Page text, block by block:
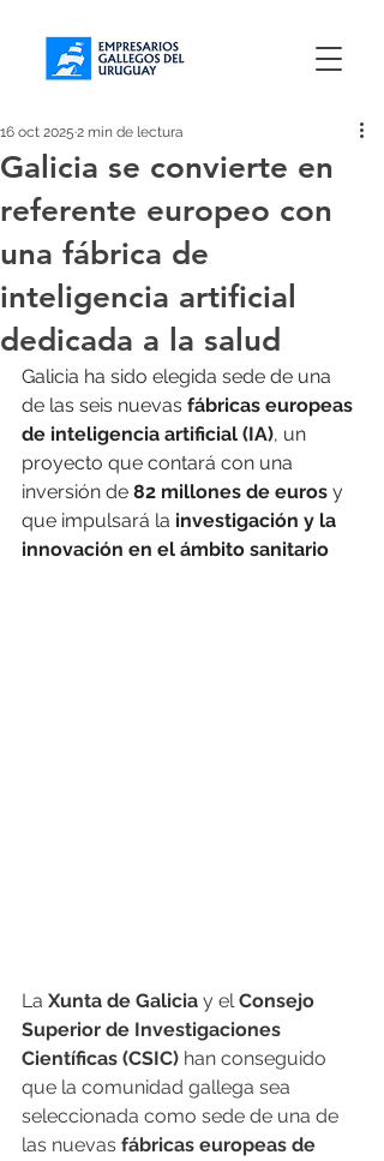
Galicia se convierte en
referente europeo con
una fábrica de
inteligencia artificial
dedicada a la salud
16 oct 2025 2 min de lectura
Galicia ha sido elegida sede de una
de las seis nuevas fábricas europeas
de inteligencia artificial (IA), un
proyecto que contará con una
inversión de 82 millones de euros y
que impulsará la investigación y la
innovación en el ámbito sanitario
La Xunta de Galicia y el Consejo
Superior de Investigaciones
Científicas (CSIC) han conseguido
que la comunidad gallega sea
seleccionada como sede de una de
las nuevas fábricas europeas de